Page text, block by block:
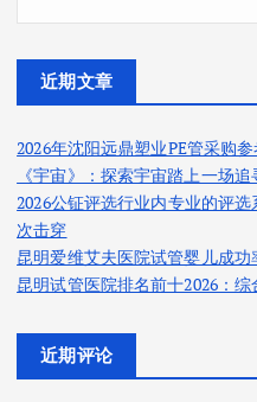
近期文章
2026年沈阳远鼎塑业PE管采购
《宇宙》：探索宇宙踏上一场追
2026公钲评选行业内专业的评
次击穿
昆明爱维艾夫医院试管婴儿成
昆明试管医院排名前十2026：
近期评论